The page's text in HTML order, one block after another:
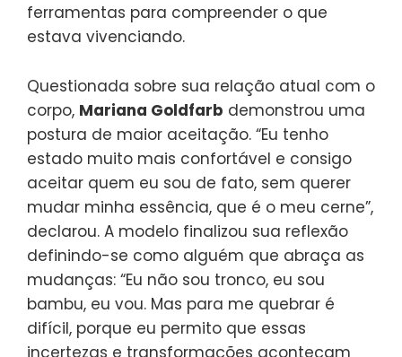
ferramentas para compreender o que
estava vivenciando.
Questionada sobre sua relação atual com o
corpo, Mariana Goldfarb demonstrou uma
postura de maior aceitação. “Eu tenho
estado muito mais confortável e consigo
aceitar quem eu sou de fato, sem querer
mudar minha essência, que é o meu cerne”,
declarou. A modelo finalizou sua reflexão
definindo-se como alguém que abraça as
mudanças: “Eu não sou tronco, eu sou
bambu, eu vou. Mas para me quebrar é
difícil, porque eu permito que essas
incertezas e transformações aconteçam